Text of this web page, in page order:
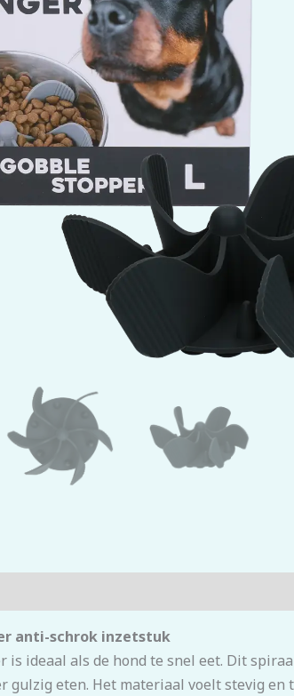
anti-schrok inzetstuk
is ideaal als de hond te snel eet. Dit
gulzig eten. Het materiaal voelt stevig